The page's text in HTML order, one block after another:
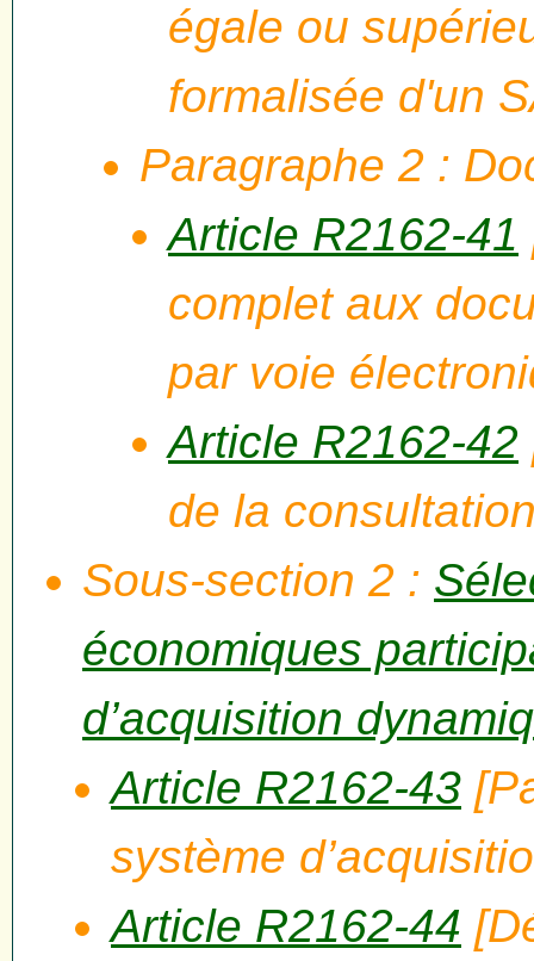
égale ou
formalisée d'un
Paragraphe 2 :
Article R2162-41
complet aux
par voie
Article R2162-42
de la
Sous-section 2 :
économiques
d’acquisition
Article R2162-43
système
Article R2162-44